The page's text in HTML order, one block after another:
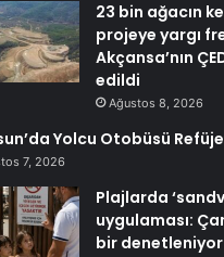
23 bin ağacın
projeye yargı
Akçansa’nın
edildi
Ağustos 8, 2026
Yolcu Otobüsü Refüje
7, 2026
Plajlarda
uygulaması:
bir denetleniyor